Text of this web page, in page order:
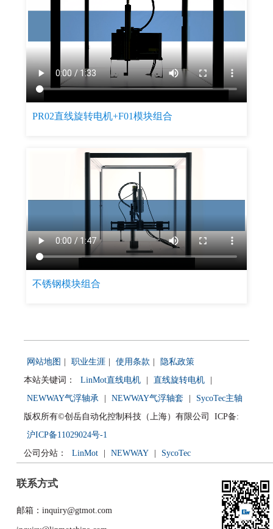
PR02直线旋转电机+F01模块组合
不锈钢模块组合
网站地图 | 职业生涯 | 使用条款 |
隐私政策
本站关键词：
LinMot直线电机 | 直线旋转电机
|
NEWWAY气浮轴承
| NEWWAY气浮轴套 |
SycoTec主轴
版权所有©创岳自动化控制科技（上海）有限公司 ICP备:
沪ICP备11029024号-1
公司分站：
LinMot | NEWWAY | SycoTec
联系方式
邮箱：inquiry@gtmot.com